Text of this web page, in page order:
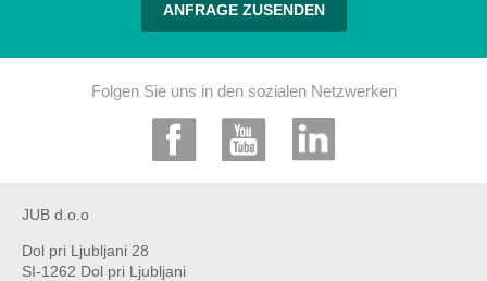
ANFRAGE ZUSENDEN
Folgen Sie uns in den sozialen Netzwerken
JUB d.o.o
Dol pri Ljubljani 28
SI-1262 Dol pri Ljubljani